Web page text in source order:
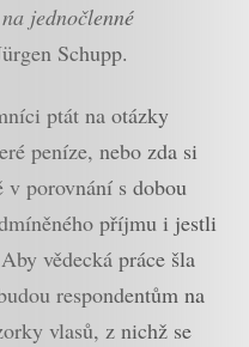
jednočlenné
Schupp.
ptát na otázky
peníze, nebo zda si
porovnání s dobou
příjmu i jestli
vědecká práce šla
respondentům na
vlasů, z nichž se